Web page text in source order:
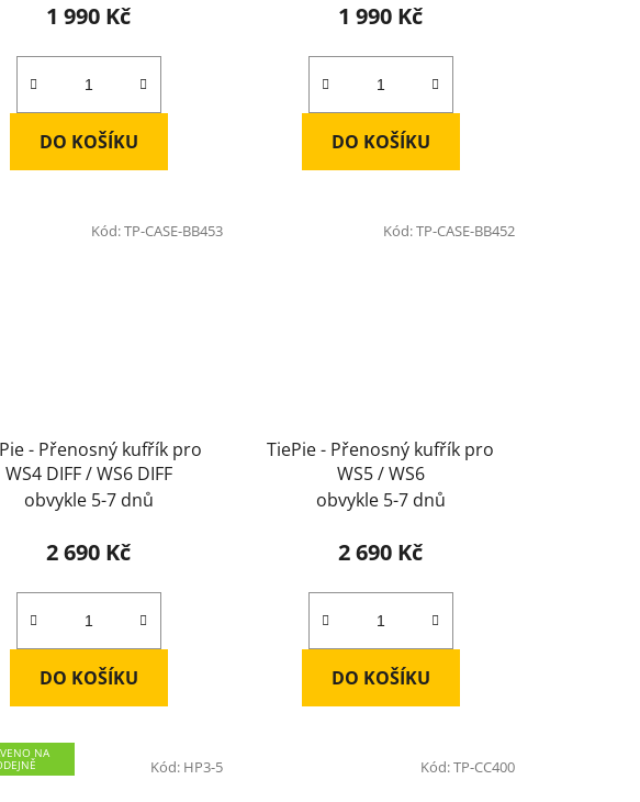
1 990 Kč
DO KOŠÍKU
1 990 Kč
DO KOŠÍKU
- Přenosný kufřík pro
WS4 DIFF / WS6 DIFF
obvykle 5-7 dnů
2 690 Kč
DO KOŠÍKU
Kód:TP-CASE-BB453
TiePie - Přenosný kufřík pro
WS5 / WS6
obvykle 5-7 dnů
2 690 Kč
DO KOŠÍKU
Kód:TP-CASE-BB452
NA
Kód: HP3-5 Kód:TP-CC400